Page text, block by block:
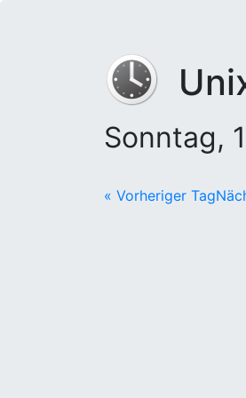
Sonntag,
« Vorheriger Tag